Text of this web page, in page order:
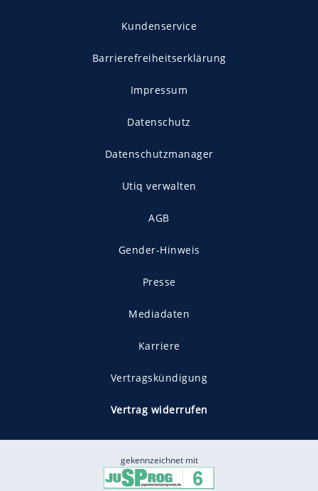
Kundenservice
Barrierefreiheitserklärung
Impressum
Datenschutz
Datenschutzmanager
Utiq verwalten
AGB
Gender-Hinweis
Presse
Mediadaten
Karriere
Vertragskündigung
Vertrag widerrufen
gekennzeichnet mit